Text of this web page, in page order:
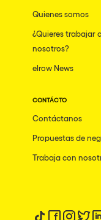
Quienes somos
¿Quieres trabajar
nosotros?
elrow News
CONTÁCTO
Contáctanos
Propuestas de
Trabaja con
Síguenos en
Síguenos